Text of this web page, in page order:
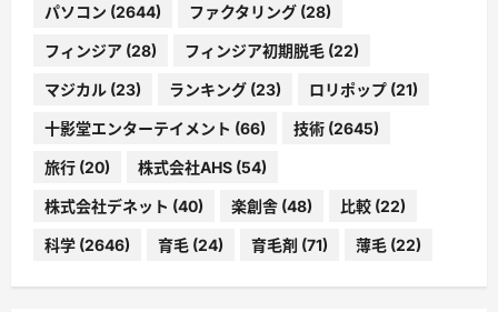
パソコン (2644) ファクタリング (28)
フィンジア (28) フィンジア初期脱毛 (22)
マジカル (23) ランキング (23) ロリポップ (21)
十影堂エンターテイメント (66) 技術 (2645)
旅行 (20) 株式会社AHS (54)
株式会社デネット (40) 楽創舎 (48) 比較 (22)
科学 (2646) 育毛 (24) 育毛剤 (71) 薄毛 (22)